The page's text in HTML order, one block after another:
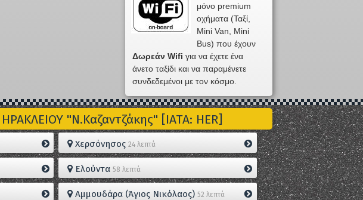
μόνο premium
οχήματα (Ταξί,
Mini Van, Mini
Bus) που έχουν
Δωρεάν Wifi για να έχετε ένα
άνετο ταξίδι και να παραμένετε
συνδεδεμένοι με τον κόσμο.
"Ν.Καζαντζάκης" [IATA: HER]
Χερσόνησος24 λεπτά
Ελούντα58 λεπτά
Αμμουδάρα (Άγιος Νικόλαος)52 λεπτά